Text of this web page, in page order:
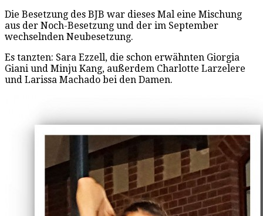
Die Besetzung des BJB war dieses Mal eine Mischung
aus der Noch-Besetzung und der im September
wechselnden Neubesetzung.
Es tanzten: Sara Ezzell, die schon erwähnten Giorgia
Giani und Minju Kang, außerdem Charlotte Larzelere
und Larissa Machado bei den Damen.